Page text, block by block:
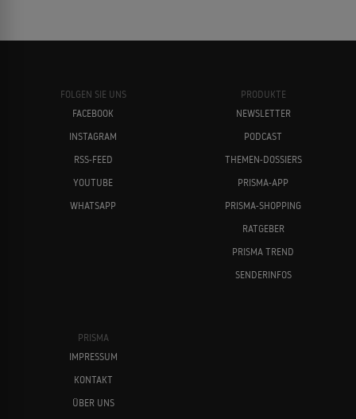
FOLGEN SIE UNS
FACEBOOK
INSTAGRAM
RSS-FEED
YOUTUBE
WHATSAPP
PRODUKTE
NEWSLETTER
PODCAST
THEMEN-DOSSIERS
PRISMA-APP
PRISMA-SHOPPING
RATGEBER
PRISMA TREND
SENDERINFOS
PRISMA
IMPRESSUM
KONTAKT
ÜBER UNS